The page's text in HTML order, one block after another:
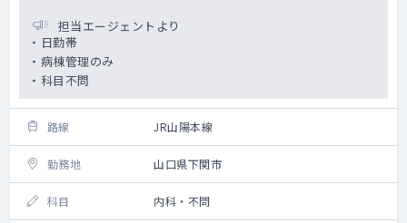
担当エージェントより
・日勤帯
・病棟管理のみ
・科目不問
路線 JR山陽本線
勤務地 山口県下関市
科目 内科・不問